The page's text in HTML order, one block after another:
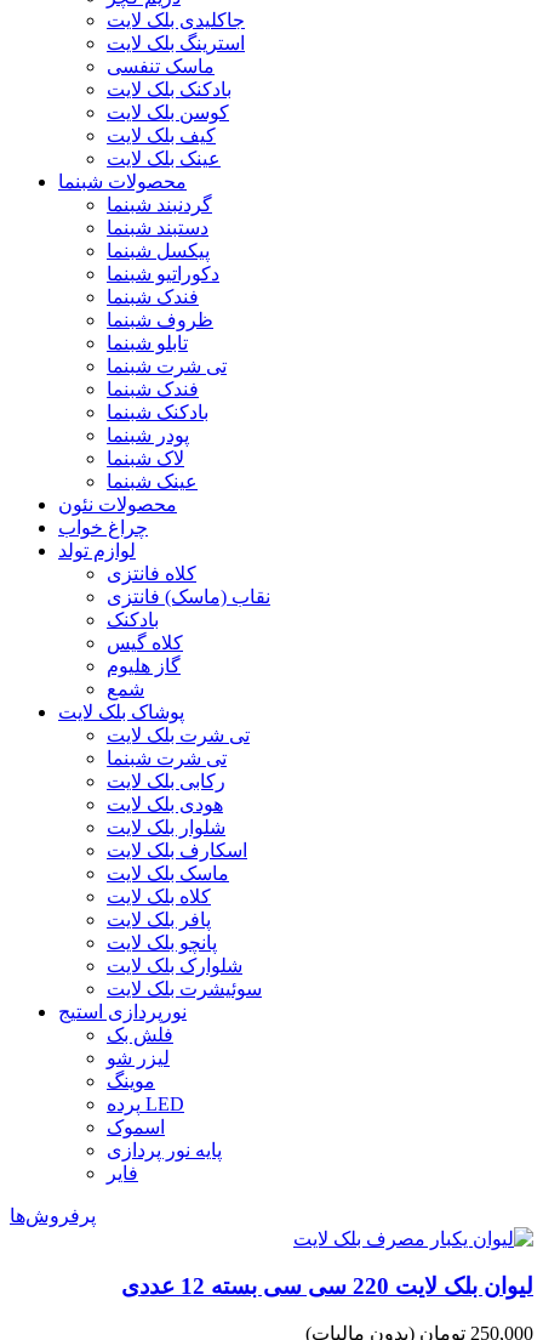
جاکلیدی بلک لایت
استرینگ بلک لایت
ماسک تنفسی
بادکنک بلک لایت
کوسن بلک لایت
کیف بلک لایت
عینک بلک لایت
محصولات شبنما
گردنبند شبنما
دستبند شبنما
پیکسل شبنما
دکوراتیو شبنما
فندک شبنما
ظروف شبنما
تابلو شبنما
تی شرت شبنما
فندک شبنما
بادکنک شبنما
پودر شبنما
لاک شبنما
عینک شبنما
محصولات نئون
چراغ خواب
لوازم تولد
کلاه فانتزی
نقاب (ماسک) فانتزی
بادکنک
کلاه گیس
گاز هلیوم
شمع
پوشاک بلک لایت
تی شرت بلک لایت
تی شرت شبنما
رکابی بلک لایت
هودی بلک لایت
شلوار بلک لایت
اسکارف بلک لایت
ماسک بلک لایت
کلاه بلک لایت
پافر بلک لایت
پانچو بلک لایت
شلوارک بلک لایت
سوئیشرت بلک لایت
نورپردازی استیج
فلش بک
لیزر شو
موینگ
پرده LED
اسموک
پایه نور پردازی
فایر
پرفروش‌ها
لیوان بلک لایت 220 سی سی بسته 12 عددی
250,000 تومان (بدون مالیات)